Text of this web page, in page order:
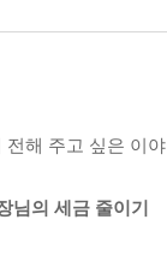
전해 주고 싶은 이
님의 세금 줄이기